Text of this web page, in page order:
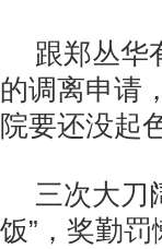
跟郑丛华
的调离申请
院要还没起
三次大刀
饭”，奖勤